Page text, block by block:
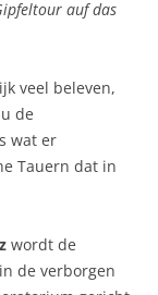
auf das
veel beleven,
de
wat er
Tauern dat in
wordt de
de verborgen